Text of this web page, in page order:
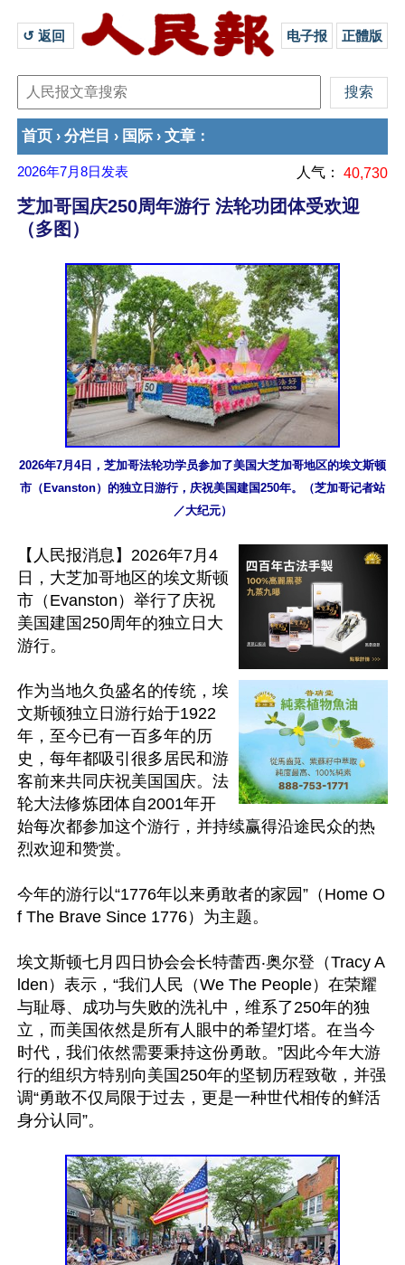
↺ 返回 电子报 正體版
首页 › 分栏目 › 国际 › 文章 ：
2026年7月8日 发表 人气： 40,730
芝加哥国庆250周年游行 法轮功团体受欢迎
（多图）
2026年7月4日，芝加哥法轮功学员参加了美国大芝加哥地区的埃文斯顿
市（Evanston）的独立日游行，庆祝美国建国250年。（芝加哥记者站
／大纪元）
【人民报消息】2026年7月4
日，大芝加哥地区的埃文斯顿
市（Evanston）举行了庆祝
美国建国250周年的独立日大
游行。
作为当地久负盛名的传统，埃
文斯顿独立日游行始于1922
年，至今已有一百多年的历
史，每年都吸引很多居民和游
客前来共同庆祝美国国庆。法
轮大法修炼团体自2001年开
始每次都参加这个游行，并持续赢得沿途民众的热
烈欢迎和赞赏。
今年的游行以“1776年以来勇敢者的家园”（Home O
f The Brave Since 1776）为主题。
埃文斯顿七月四日协会会长特蕾西‧奥尔登（Tracy A
lden）表示，“我们人民（We The People）在荣耀
与耻辱、成功与失败的洗礼中，维系了250年的独
立，而美国依然是所有人眼中的希望灯塔。在当今
时代，我们依然需要秉持这份勇敢。”因此今年大游
行的组织方特别向美国250年的坚韧历程致敬，并强
调“勇敢不仅局限于过去，更是一种世代相传的鲜活
身分认同”。